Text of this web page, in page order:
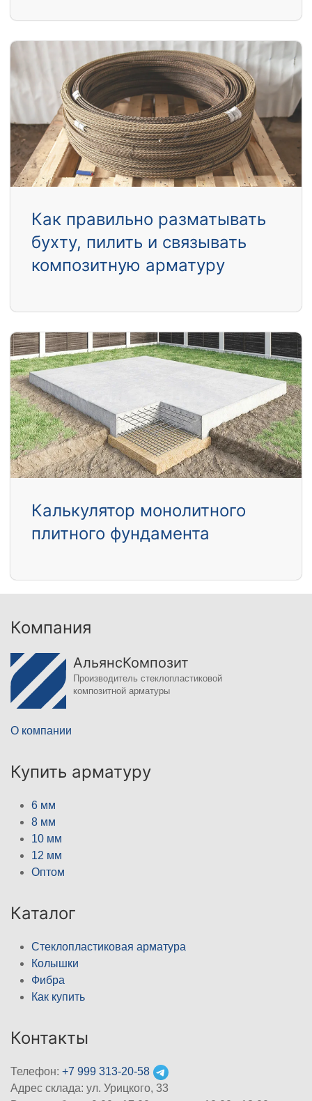
Как правильно разматывать
бухту, пилить и связывать
композитную арматуру
Калькулятор монолитного
плитного фундамента
Компания
АльянсКомпозит
Производитель стеклопластиковой
композитной арматуры
О компании
Купить арматуру
6 мм
8 мм
10 мм
12 мм
Оптом
Каталог
Стеклопластиковая арматура
Колышки
Фибра
Как купить
Контакты
Телефон: +7 999 313-20-58
Адрес склада: ул. Урицкого, 33